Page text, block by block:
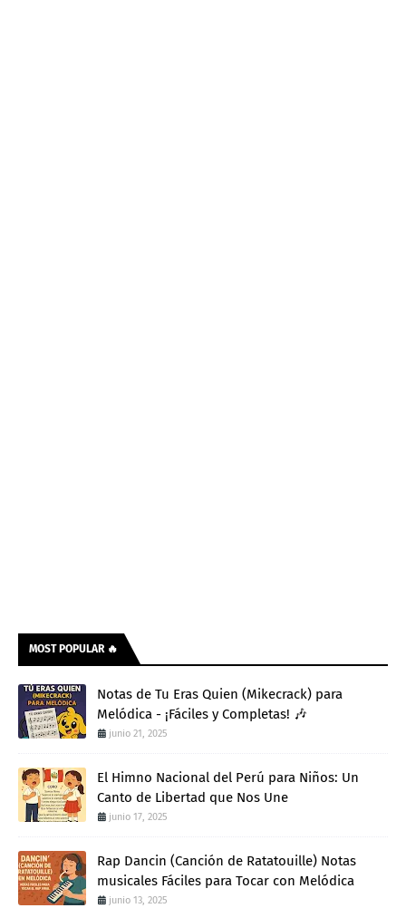
MOST POPULAR 🔥
Notas de Tu Eras Quien (Mikecrack) para
Melódica - ¡Fáciles y Completas! 🎶
junio 21, 2025
El Himno Nacional del Perú para Niños: Un
Canto de Libertad que Nos Une
junio 17, 2025
Rap Dancin (Canción de Ratatouille) Notas
musicales Fáciles para Tocar con Melódica
junio 13, 2025